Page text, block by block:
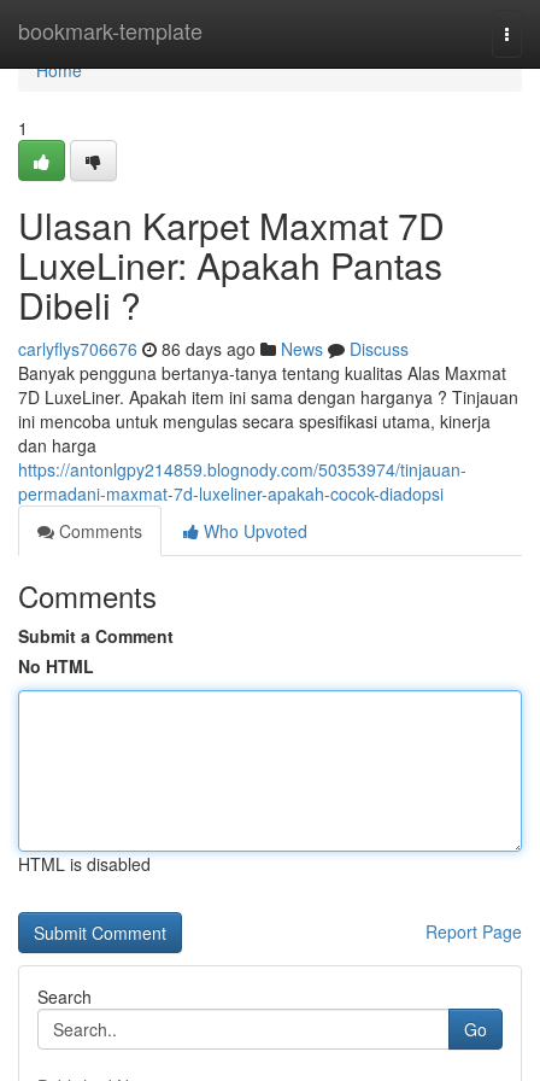
bookmark-template
Home
Home
1
Ulasan Karpet Maxmat 7D
LuxeLiner: Apakah Pantas
Dibeli ?
carlyflys706676 86 days ago News
Discuss
Banyak pengguna bertanya-tanya tentang kualitas Alas Maxmat
7D LuxeLiner. Apakah item ini sama dengan harganya ? Tinjauan
ini mencoba untuk mengulas secara spesifikasi utama, kinerja
dan harga
https://antonlgpy214859.blognody.com/50353974/tinjauan-
permadani-maxmat-7d-luxeliner-apakah-cocok-diadopsi
Comments
Who Upvoted
Comments
Submit a Comment
No HTML
HTML is disabled
Report Page
Search
Go